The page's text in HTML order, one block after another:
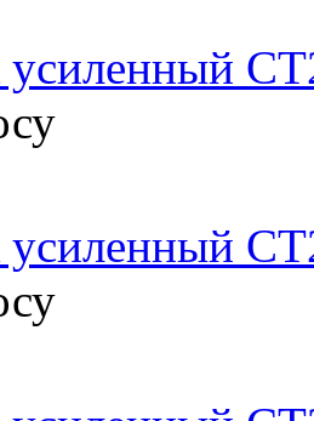
усиленный
усиленный